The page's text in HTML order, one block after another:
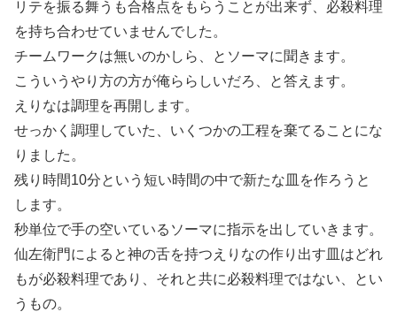
リテを振る舞うも合格点をもらうことが出来ず、必殺料理
を持ち合わせていませんでした。
チームワークは無いのかしら、とソーマに聞きます。
こういうやり方の方が俺ららしいだろ、と答えます。
えりなは調理を再開します。
せっかく調理していた、いくつかの工程を棄てることにな
りました。
残り時間10分という短い時間の中で新たな皿を作ろうと
します。
秒単位で手の空いているソーマに指示を出していきます。
仙左衛門によると神の舌を持つえりなの作り出す皿はどれ
もが必殺料理であり、それと共に必殺料理ではない、とい
うもの。